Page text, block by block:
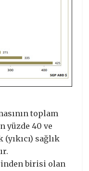
toplam
yüzde 40 ve
sağlık
birisi olan